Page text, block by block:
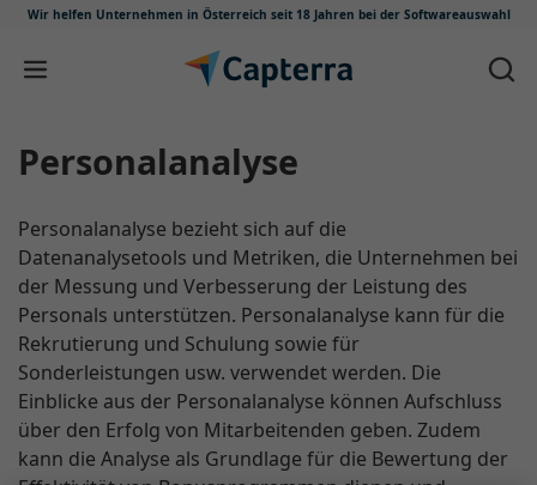
Wir helfen Unternehmen in Österreich seit 18 Jahren bei der Softwareauswahl
Zum Inhalt springen
Personalanalyse
Personalanalyse bezieht sich auf die
Datenanalysetools und Metriken, die Unternehmen bei
der Messung und Verbesserung der Leistung des
Personals unterstützen. Personalanalyse kann für die
Rekrutierung und Schulung sowie für
Sonderleistungen usw. verwendet werden. Die
Einblicke aus der Personalanalyse können Aufschluss
über den Erfolg von Mitarbeitenden geben. Zudem
kann die Analyse als Grundlage für die Bewertung der